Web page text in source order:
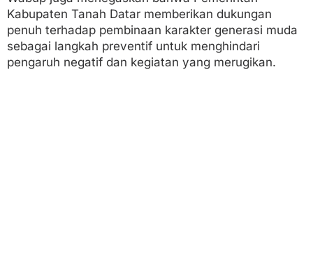
Kabupaten Tanah Datar memberikan dukungan
penuh terhadap pembinaan karakter generasi muda
sebagai langkah preventif untuk menghindari
pengaruh negatif dan kegiatan yang merugikan.